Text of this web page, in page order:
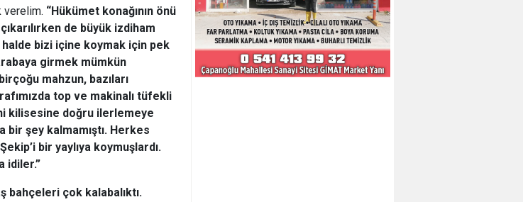
verelim. “Hükümet konağının önü
de büyük izdiham
bizi içine koymak için pek
girmek mümkün
mahzun, bazıları
top ve makinalı tüfekli
kilisesine doğru ilerlemeye
bir şey kalmamıştı. Herkes
bir yaylıya koymuşlardı.
idiler.”
bahçeleri çok kalabalıktı.